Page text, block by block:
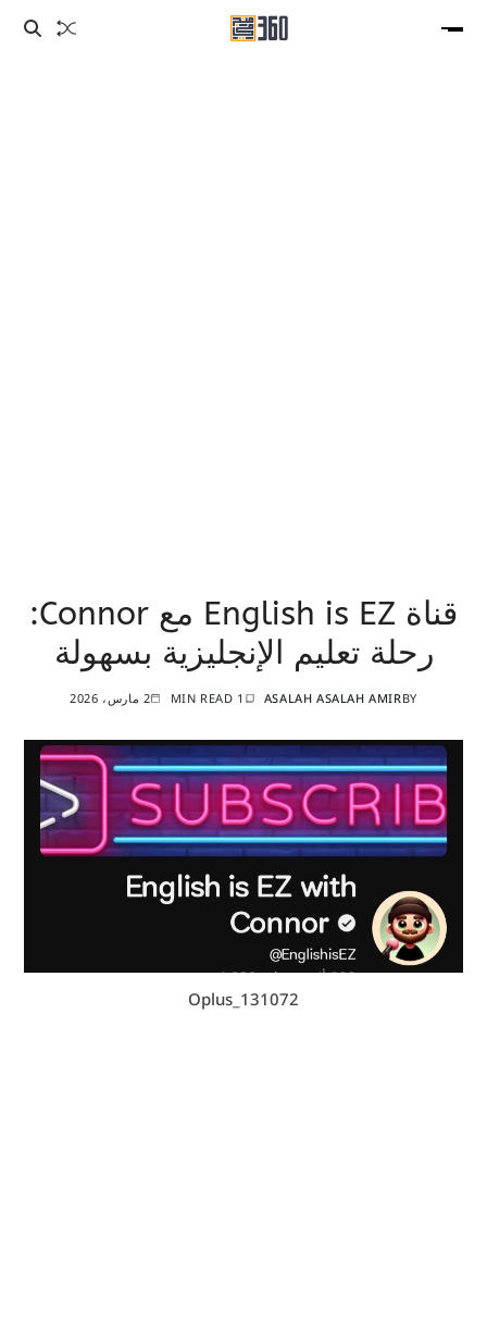
قناة English is EZ مع Connor:
رحلة تعليم الإنجليزية بسهولة
BY
ASALAH ASALAH AMIR
1 MIN READ 2 مارس، 2026
Oplus_131072